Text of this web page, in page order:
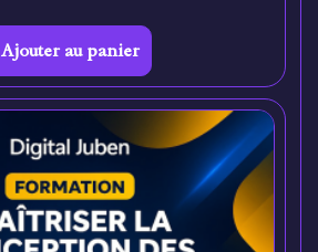
Ajouter au panier